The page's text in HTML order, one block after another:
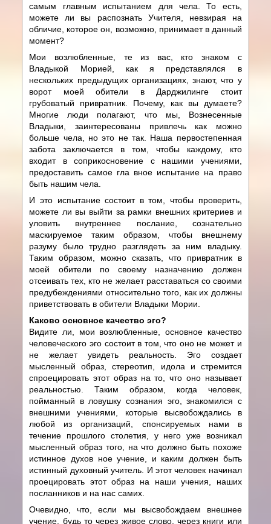
самым главным испытанием для чела. То есть,
можете ли вы распознать Учителя, невзирая на
обличие, которое он, возможно, принимает в данный
момент?
Мои возлюбленные, те из вас, кто знаком с
Владыкой Морией, как я представлялся в
нескольких предыдущих организациях, знают, что у
ворот моей обители в Дарджилинге стоит
грубоватый привратник. Почему, как вы думаете?
Многие люди полагают, что мы, Вознесенные
Владыки, заинтересованы привлечь как можно
больше чела, но это не так. Наша первостепенная
забота заключается в том, чтобы каждому, кто
входит в соприкосновение с нашими учениями,
предоставить самое гла вное испытание на право
быть нашим чела.
И это испытание состоит в том, чтобы проверить,
можете ли вы выйти за рамки внешних критериев и
уловить внутреннее послание, сознательно
маскируемое таким образом, чтобы внешнему
разуму было трудно разглядеть за ним владыку.
Таким образом, можно сказать, что привратник в
моей обители по своему назначению должен
отсеивать тех, кто не желает расставаться со своими
предубеждениями относительно того, как их должны
приветствовать в обители Владыки Мории.
Каково основное качество эго?
Видите ли, мои возлюбленные, основное качество
человеческого эго состоит в том, что оно не может и
не желает увидеть реальность. Эго создает
мысленный образ, стереотип, идола и стремится
спроецировать этот образ на то, что оно называет
реальностью. Таким образом, когда человек,
пойманный в ловушку сознания эго, знакомился с
внешними учениями, которые высвобождались в
любой из организаций, спонсируемых нами в
течение прошлого столетия, у него уже возникал
мысленный образ того, на что должно быть похоже
истинное духов ное учение, и каким должен быть
истинный духовный учитель. И этот человек начинал
проецировать этот образ на наши учения, наших
посланников и на нас самих.
Очевидно, что, если мы высвобождаем внешнее
учение, будь то через живое слово, через книги или